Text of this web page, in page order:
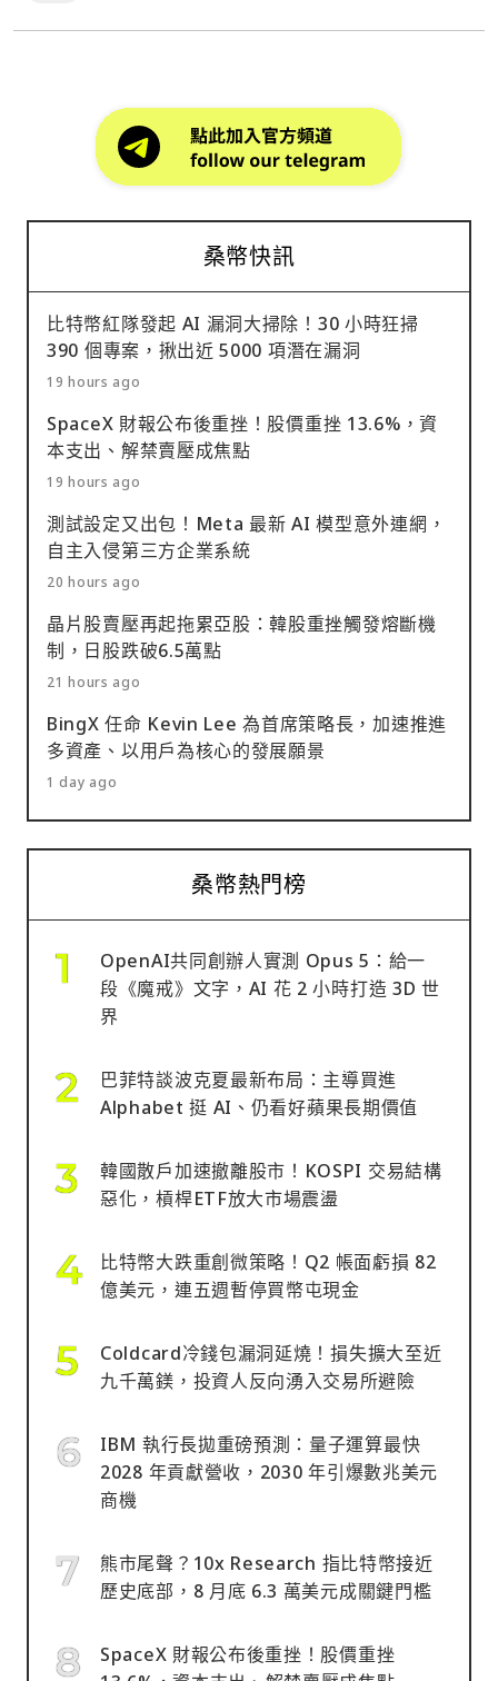
桑幣快訊
比特幣紅隊發起 AI 漏洞大掃除！30 小時狂掃
390 個專案，揪出近 5000 項潛在漏洞
19 hours ago
SpaceX 財報公布後重挫！股價重挫 13.6%，資
本支出、解禁賣壓成焦點
19 hours ago
測試設定又出包！Meta 最新 AI 模型意外連網，
自主入侵第三方企業系統
20 hours ago
晶片股賣壓再起拖累亞股：韓股重挫觸發熔斷機
制，日股跌破6.5萬點
21 hours ago
BingX 任命 Kevin Lee 為首席策略長，加速推進
多資產、以用戶為核心的發展願景
1 day ago
桑幣熱門榜
OpenAI共同創辦人實測 Opus 5：給一
段《魔戒》文字，AI 花 2 小時打造 3D 世
界
巴菲特談波克夏最新布局：主導買進
Alphabet 挺 AI、仍看好蘋果長期價值
韓國散戶加速撤離股市！KOSPI 交易結構
惡化，槓桿ETF放大市場震盪
比特幣大跌重創微策略！Q2 帳面虧損 82
億美元，連五週暫停買幣屯現金
Coldcard冷錢包漏洞延燒！損失擴大至近
九千萬鎂，投資人反向湧入交易所避險
IBM 執行長拋重磅預測：量子運算最快
2028 年貢獻營收，2030 年引爆數兆美元
商機
熊市尾聲？10x Research 指比特幣接近
歷史底部，8 月底 6.3 萬美元成關鍵門檻
SpaceX 財報公布後重挫！股價重挫